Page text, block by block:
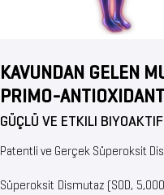
KAVUNDAN GELEN
PRIMO-
GÜÇLÜ VE ETKILI
Patentli ve Gerçek Süperoksit
Süperoksit Dismutaz (SOD,